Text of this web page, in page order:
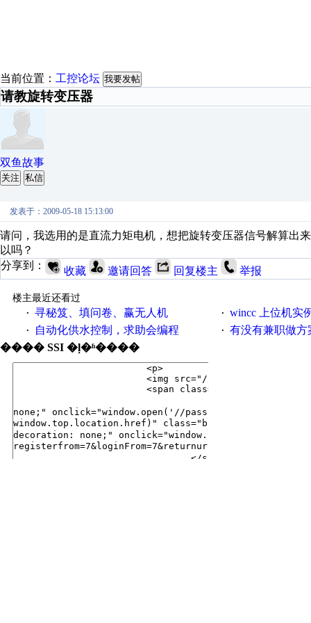
当前位置： 工控论坛 我要发帖
请教旋转变压器
双鱼故事
关注 私信
发表于：2009-05-18 15:13:00
请问，我选用的是直流力矩电机，想把旋转变压器信号解算出
以吗？
分享到：
收藏 邀请回答 回复楼主 举报
楼主最近还看过
· 寻秘笈、填问卷、赢无人机 · wincc 上位机实
· 自动化供水控制，求助会编程 · 有没有兼职做方
���� SSI �ļ�ʱ����